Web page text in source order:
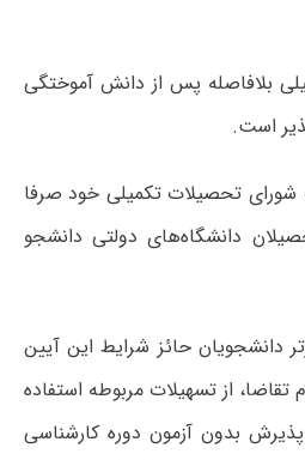
بلافاصله پس از دانش آموختگی
است.
شورای تحصیلات تکمیلی خود صرفا
دانشگاه‌های دولتی دانشجو
درصد برتر دانشجویان حائز شرایط این آیین
تقاضا، از تسهیلات مربوطه استفاده
بدون آزمون دوره کارشناسی